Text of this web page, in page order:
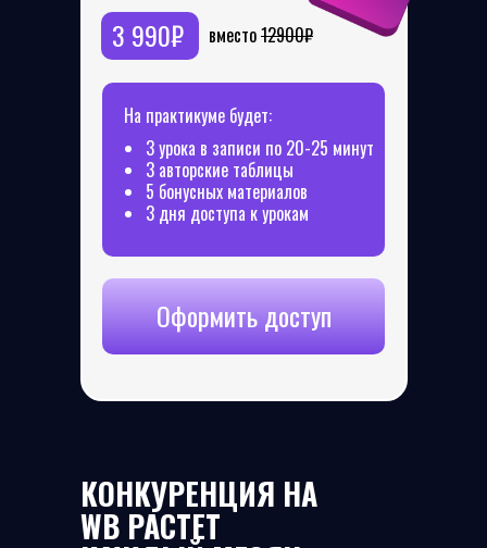
вместо12900₽
Урок 1.
3 990₽
На практикуме будет:
3 урока в записи по 20-25 минут
3 авторские таблицы
5 бонусных материалов
3 дня доступа к урокам
Оформить доступ
КОНКУРЕНЦИЯ НА
WB РАСТЕТ